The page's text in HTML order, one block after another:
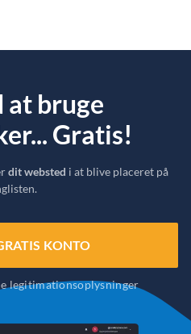
at bruge
Gratis!
dit websted i at blive placeret på
KONTO
legitimationsoplysninger